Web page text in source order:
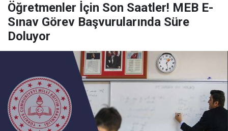
Öğretmenler İçin Son Saatler! MEB E-
Sınav Görev Başvurularında Süre
Doluyor